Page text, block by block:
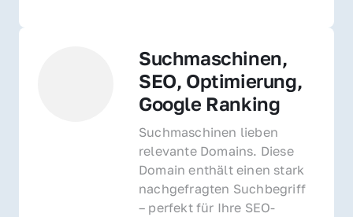
Suchmaschinen,
SEO, Optimierung,
Google Ranking
Suchmaschinen lieben
relevante Domains. Diese
Domain enthält einen stark
nachgefragten Suchbegriff
– perfekt für Ihre SEO-